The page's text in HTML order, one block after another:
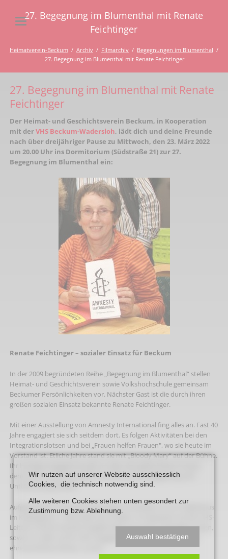
27. Begegnung im Blumenthal mit Renate
Feichtinger
Heimatverein-Beckum Archiv Filmarchiv
Begegnungen im Blumenthal
27. Begegnung im Blumenthal mit Renate Feichtinger
27. Begegnung im Blumenthal mit Renate
Feichtinger
Der Heimat- und Geschichtsverein Beckum, in Kooperation
mit derVHS Beckum-Wadersloh, lädt dich und deine Freunde
nach über dreijähriger Pause zu Mittwoch, den 23. März 2022
um 20.00 Uhr ins Dormitorium (Südstraße 21) zur 27.
Begegnung im Blumenthal ein:
Renate Feichtinger – sozialer Einsatz für Beckum
In der 2009 begründeten Reihe „Begegnung im Blumenthal“ stellen
Heimat- und Geschichtsverein sowie Volkshochschule gemeinsam
Beckumer Persönlichkeiten vor. Nächster Gast ist die durch ihren
großen sozialen Einsatz bekannte Renate Feichtinger.
Mit einer Ausstellung von Amnesty International fing alles an. Fast 40
Jahre engagiert sie sich seitdem dort. Es folgen Aktivitäten bei den
Integrationslotsen und bei „Frauen helfen Frauen", wo sie heute im
Vorstand ist. Etliche Jahre stand sie mit „Bloody Mary“ auf der Bühne.
Ihr heutiges Engagement gilt vor allen den geflüchteten Frauen,
denen sie im Café Courage einen Rahmen für Begegnung und
Unterstützung schafft.
Aufgewachsen ist Renate Feichtinger im Schatten von St. Stephanus
im Kolpinghaus – heute lebt sie in Vellern. Im Gespräch mit der VHS-
Leiterin Christa Paschert-Engelke blickt sie auf ihr vielseitiges Leben,
sowie vor allem auf ihr sehr engagiertes und erfahrungsreiches
ehrenamtliches Wirken, zurück.
Wir nutzen auf unserer Website ausschliesslich
Cookies, die technisch notwendig sind.
Alle weiteren Cookies stehen unten gesondert zur
Zustimmung bzw. Ablehnung.
Auswahl bestätigen